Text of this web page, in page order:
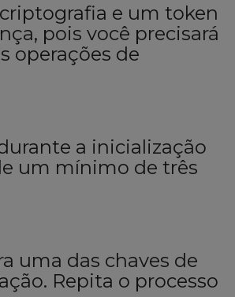
e um token
pois você precisará
operações de
a inicialização
um mínimo de três
uma das chaves de
Repita o processo